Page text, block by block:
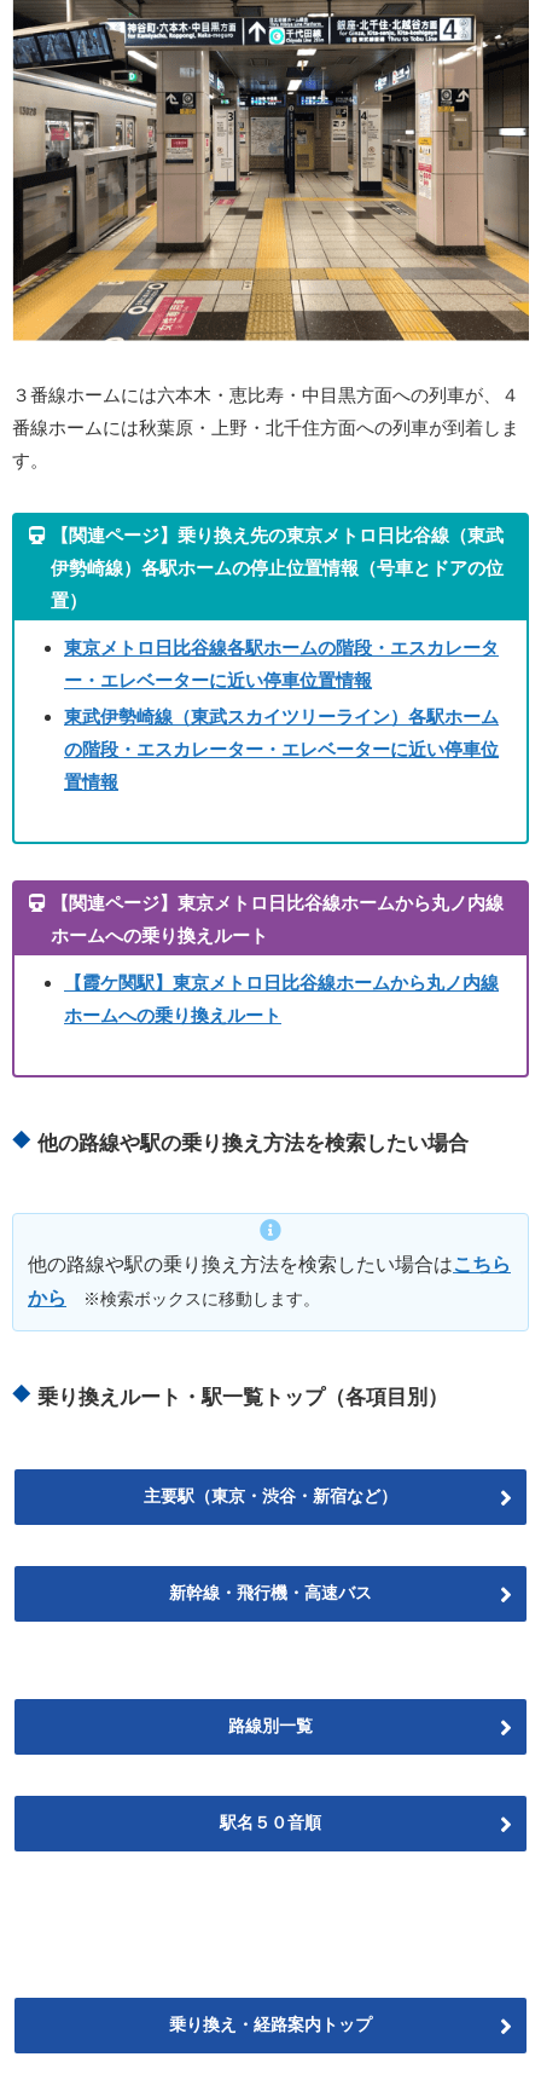
３番線ホームには六本木・恵比寿・中目黒方面への列車が、４
番線ホームには秋葉原・上野・北千住方面への列車が到着しま
す。
【関連ページ】乗り換え先の東京メトロ日比谷線（東武
伊勢崎線）各駅ホームの停止位置情報（号車とドアの位
置）
東京メトロ日比谷線各駅ホームの階段・エスカレータ
ー・エレベーターに近い停車位置情報
東武伊勢崎線（東武スカイツリーライン）各駅ホーム
の階段・エスカレーター・エレベーターに近い停車位
置情報
【関連ページ】東京メトロ日比谷線ホームから丸ノ内線
ホームへの乗り換えルート
【霞ケ関駅】東京メトロ日比谷線ホームから丸ノ内線
ホームへの乗り換えルート
他の路線や駅の乗り換え方法を検索したい場合
他の路線や駅の乗り換え方法を検索したい場合はこちら
から
※検索ボックスに移動します。
乗り換えルート・駅一覧トップ（各項目別）
主要駅（東京・渋谷・新宿など）
新幹線・飛行機・高速バス
路線別一覧
駅名５０音順
乗り換え・経路案内トップ